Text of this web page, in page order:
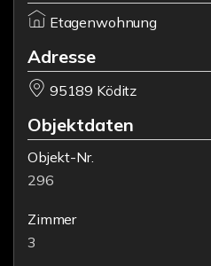
Etagenwohnung
Adresse
95189 Köditz
Objektdaten
Objekt-Nr.
296
Zimmer
3